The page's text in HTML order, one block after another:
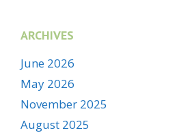
ARCHIVES
June 2026
May 2026
November 2025
August 2025